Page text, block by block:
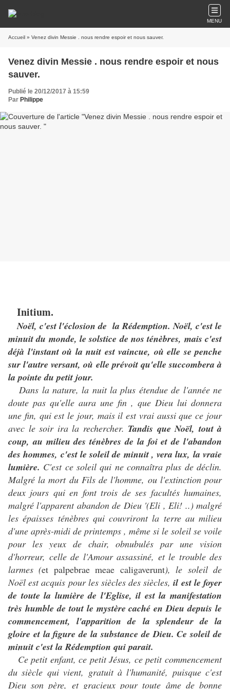
MENU
Accueil » Venez divin Messie . nous rendre espoir et nous sauver.
Venez divin Messie . nous rendre espoir et nous
sauver.
Publié le 20/12/2017 à 15:59
Par Philippe
Initium.
Noël, c'est l'éclosion de la Rédemption. Noël, c'est le
minuit du monde, le solstice de nos ténèbres, mais c'est
déjà l'instant où la nuit est vaincue, où elle se penche
sur l'autre versant, où elle prévoit qu'elle succombera à
la pointe du petit jour.
Dans la nature, la nuit la plus étendue de l'année ne
doute pas qu'elle aura une fin , que Dieu lui donnera
une fin, qui est le jour, mais il est vrai aussi que ce jour
avec le soir ira la rechercher. Tandis que Noël, tout à
coup, au milieu des ténèbres de la foi et de l'abandon
des hommes, c'est le soleil de minuit , vera lux, la vraie
lumière. C'est ce soleil qui ne connaîtra plus de déclin.
Malgré la mort du Fils de l'homme, ou l'extinction pour
deux jours qui en font trois de ses facultés humaines,
malgré l'apparent abandon de Dieu '(Eli , Eli! ..) malgré
les épaisses ténèbres qui couvriront la terre au milieu
d'une après-midi de printemps , même si le soleil se voile
pour les yeux de chair, obnubulés par une vision
d'horreur, celle de l'Amour assassiné, et le trouble des
larmes (et palpebrae meae caligaverunt), le soleil de
Noël est acquis pour les siècles des siècles,il est le foyer
de toute la lumière de l'Eglise, il est la manifestation
très humble de tout le mystère caché en Dieu depuis le
commencement, l'apparition de la splendeur de la
gloire et la figure de la substance de Dieu. Ce soleil de
minuit c'est la Rédemption qui parait.
Ce petit enfant, ce petit Jésus, ce petit commencement
du siècle qui vient, gratuit à l'humanité, puisque c'est
Dieu son père, et gracieux pour toute âme de bonne